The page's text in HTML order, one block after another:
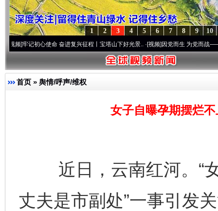
10
9
8
7
6
5
4
3
2
1
初心使命 奋进复兴征程丨宝塔山下好光景..·[视频]因党而生 为党而战——百年“纪”
首页 » 舆情/呼声/维权
女子自曝孕期摆烂
近日，云南红河。“女
丈夫是市副处”一事引发